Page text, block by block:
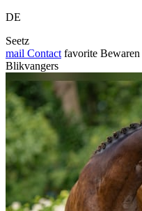
DE
Seetz
mail Contact favorite Bewaren
Blikvangers